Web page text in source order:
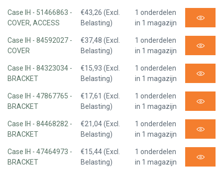
Case IH - 51466863 -
COVER, ACCESS
€43,26 (Excl.
Belasting)
1 onderdelen
in 1 magazijn
Case IH - 84592027 -
COVER
€37,48 (Excl.
Belasting)
1 onderdelen
in 1 magazijn
Case IH - 84323034 -
BRACKET
€15,93 (Excl.
Belasting)
1 onderdelen
in 1 magazijn
Case IH - 47867765 -
BRACKET
€17,61 (Excl.
Belasting)
1 onderdelen
in 1 magazijn
Case IH - 84468282 -
BRACKET
€21,04 (Excl.
Belasting)
1 onderdelen
in 1 magazijn
Case IH - 47464973 -
BRACKET
€15,44 (Excl.
Belasting)
1 onderdelen
in 1 magazijn